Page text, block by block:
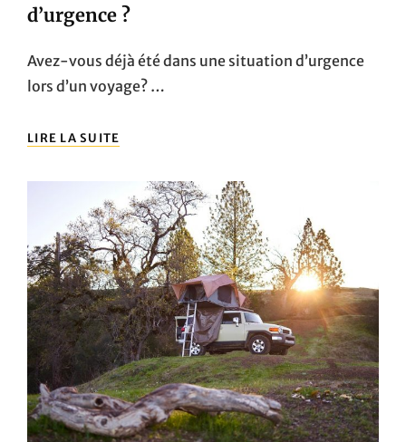
d’urgence ?
Avez-vous déjà été dans une situation d’urgence
lors d’un voyage? …
LIRE LA SUITE
SURVIVALISME
VOYAGE
COMMENT
SE
DÉBROUILLER
EN
CAS
DE
SITUATION
D’URGENCE
?